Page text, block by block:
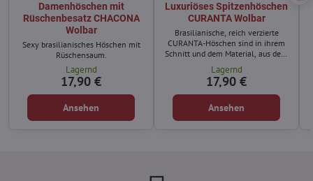
Damenhöschen mit
Rüschenbesatz CHACONA
Wolbar
Sexy brasilianisches Höschen mit
Rüschensaum.
Lagernd
17,90 €
Ansehen
Luxuriöses Spitzenhöschen
CURANTA Wolbar
Brasilianische, reich verzierte
CURANTA-Höschen sind in ihrem
Schnitt und dem Material, aus dem
sie gefertigt sind, ungewöhnlich.
Lagernd
17,90 €
Ansehen